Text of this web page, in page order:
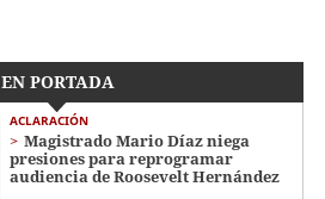
EN PORTADA
ACLARACIÓN
Magistrado Mario Díaz niega
presiones para reprogramar
audiencia de Roosevelt Hernández